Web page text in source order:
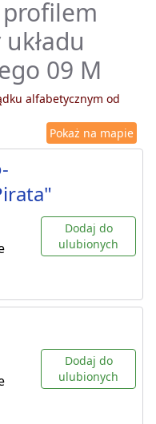
09 M
alfabetycznym od
Pokaż na mapie
Dodaj do
ulubionych
Dodaj do
ulubionych